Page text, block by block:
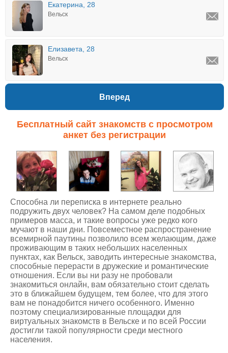
Екатерина, 28
Вельск
Елизавета, 28
Вельск
Вперед
Бесплатный сайт знакомств с просмотром
анкет без регистрации
Способна ли переписка в интернете реально
подружить двух человек? На самом деле подобных
примеров масса, и такие вопросы уже редко кого
мучают в наши дни. Повсеместное распространение
всемирной паутины позволило всем желающим, даже
проживающим в таких небольших населенных
пунктах, как Вельск, заводить интересные знакомства,
способные перерасти в дружеские и романтические
отношения. Если вы ни разу не пробовали
знакомиться онлайн, вам обязательно стоит сделать
это в ближайшем будущем, тем более, что для этого
вам не понадобится ничего особенного. Именно
поэтому специализированные площадки для
виртуальных знакомств в Вельске и по всей России
достигли такой популярности среди местного
населения.